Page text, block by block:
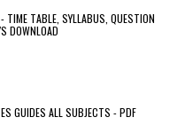
TIME TABLE, SYLLABUS, QUESTION
DOWNLOAD
GUIDES ALL SUBJECTS - PDF